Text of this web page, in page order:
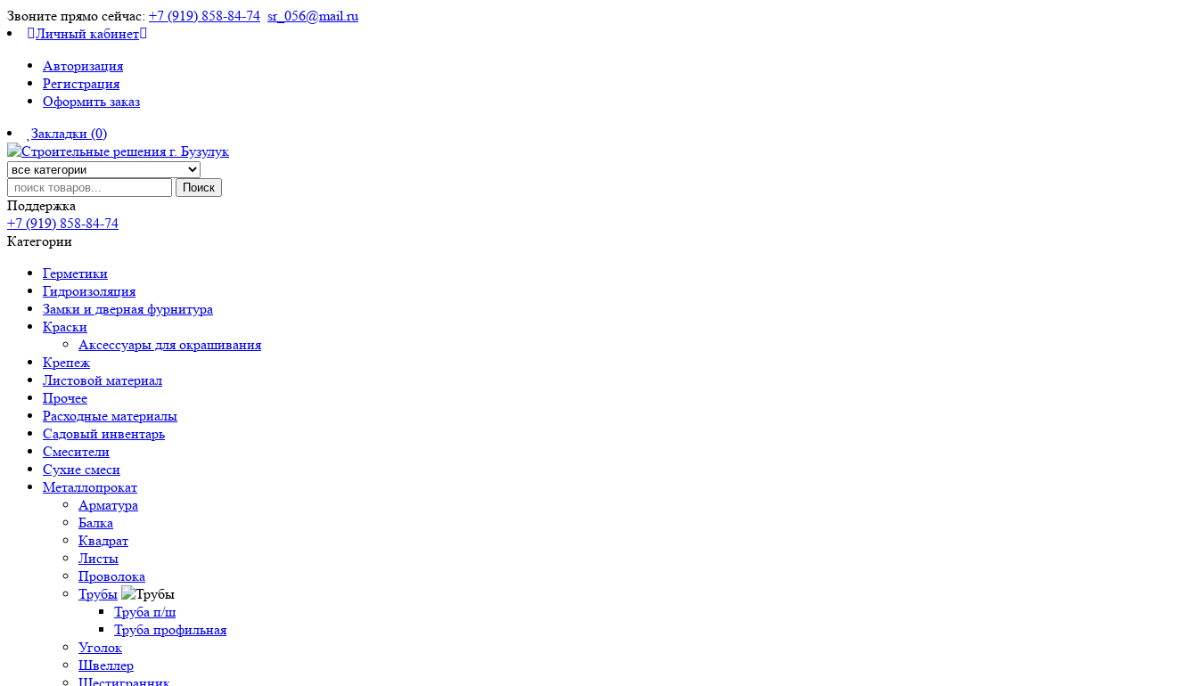
Звоните прямо сейчас: +7 (919) 858-84-74 sr_056@mail.ru
Личный кабинет
Авторизация
Регистрация
Оформить заказ
Закладки (0)
Поиск
Поддержка
+7 (919) 858-84-74
Категории
Герметики
Гидроизоляция
Замки и дверная фурнитура
Краски
Аксессуары для окрашивания
Крепеж
Листовой материал
Прочее
Расходные материалы
Садовый инвентарь
Смесители
Сухие смеси
Металлопрокат
Арматура
Балка
Квадрат
Листы
Проволока
Трубы
Труба п/ш
Труба профильная
Уголок
Швеллер